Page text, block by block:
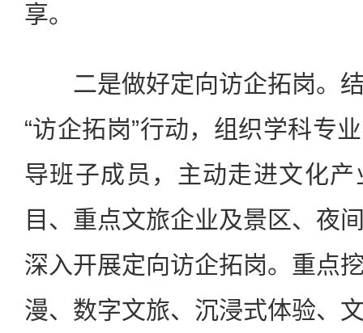
享。
二是做好定向访企拓岗。结
“访企拓岗”行动，组织学科专
导班子成员，主动走进文化
目、重点文旅企业及景区、夜
深入开展定向访企拓岗。重点
漫、数字文旅、沉浸式体验、